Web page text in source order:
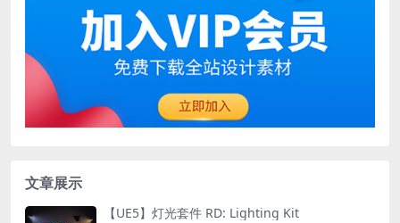
文章展示
【UE5】灯光套件 RD: Lighting Kit